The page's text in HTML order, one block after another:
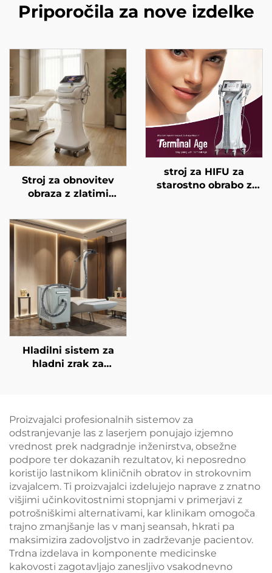
Priporočila za nove izdelke
Stroj za obnovitev
obraza z zlatimi
dvojnimi frekvencami
RF 1/2 MHz
stroj za HIFU za
starostno obrabo z
Hladilni sistem za
hladni zrak za
epidermalno zaščito,
neprekinjeno
brezkontaktno
uporabo v kliničnih
razmerah
Proizvajalci profesionalnih sistemov za
odstranjevanje las z laserjem ponujajo izjemno
vrednost prek nadgradnje inženirstva, obsežne
podpore ter dokazanih rezultatov, ki neposredno
koristijo lastnikom kliničnih obratov in strokovnim
izvajalcem. Ti proizvajalci izdelujejo naprave z znatno
višjimi učinkovitostnimi stopnjami v primerjavi z
potrošniškimi alternativami, kar klinikam omogoča
trajno zmanjšanje las v manj seansah, hkrati pa
maksimizira zadovoljstvo in zadrževanje pacientov.
Trdna izdelava in komponente medicinske
kakovosti zagotavljajo zanesljivo vsakodnevno